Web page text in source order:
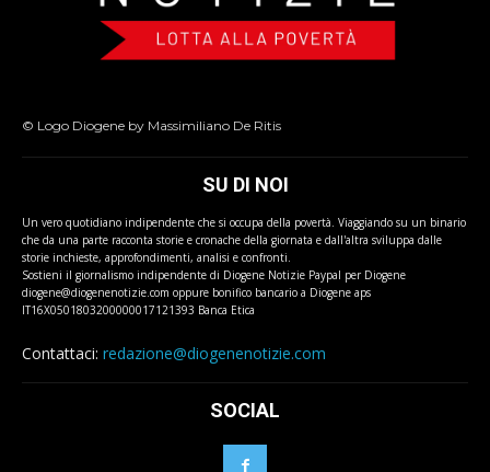
© Logo Diogene by Massimiliano De Ritis
SU DI NOI
Un vero quotidiano indipendente che si occupa della povertà. Viaggiando su un binario
che da una parte racconta storie e cronache della giornata e dall'altra sviluppa dalle
storie inchieste, approfondimenti, analisi e confronti.
Sostieni il giornalismo indipendente di Diogene Notizie Paypal per Diogene
diogene@diogenenotizie.com oppure bonifico bancario a Diogene aps
IT16X0501803200000017121393 Banca Etica
Contattaci: redazione@diogenenotizie.com
SOCIAL